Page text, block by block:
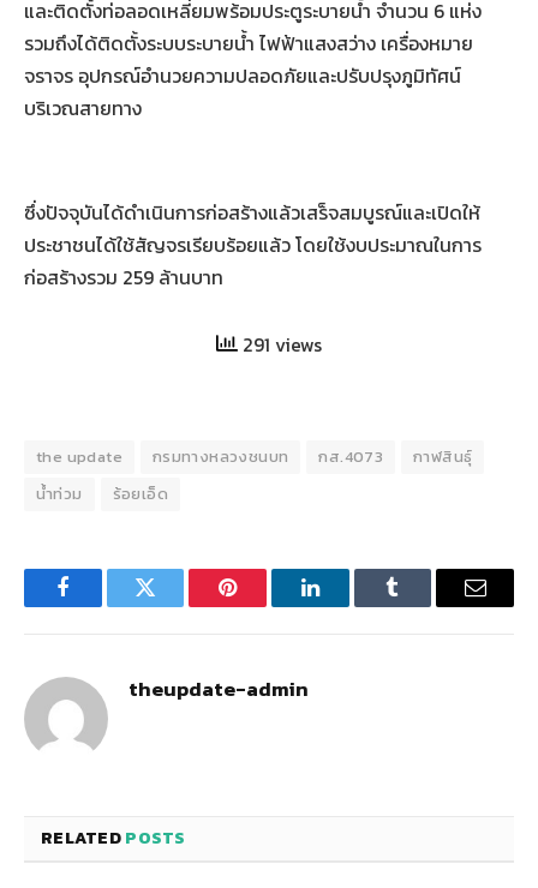
และติดตั้งท่อลอดเหลี่ยมพร้อมประตูระบายน้ำ จำนวน 6 แห่ง
รวมถึงได้ติดตั้งระบบระบายน้ำ ไฟฟ้าแสงสว่าง เครื่องหมาย
จราจร อุปกรณ์อำนวยความปลอดภัยและปรับปรุงภูมิทัศน์
บริเวณสายทาง
ซึ่งปัจจุบันได้ดำเนินการก่อสร้างแล้วเสร็จสมบูรณ์และเปิดให้
ประชาชนได้ใช้สัญจรเรียบร้อยแล้ว โดยใช้งบประมาณในการ
ก่อสร้างรวม 259 ล้านบาท
291 views
the update กรมทางหลวงชนบท กส.4073
กาฬสินธุ์
น้ำท่วม
ร้อยเอ็ด
FacebookTwitter Pinterest LinkedInTumblr Email
theupdate-admin
RELATEDPOSTS